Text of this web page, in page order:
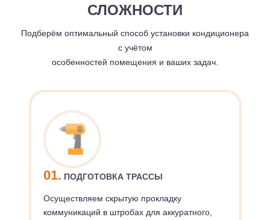
СЛОЖНОСТИ
Подберём оптимальный способ установки кондиционера
с учётом
особенностей помещения и ваших задач.
01. ПОДГОТОВКА ТРАССЫ
Осуществляем скрытую прокладку
коммуникаций в штробах для аккуратного,